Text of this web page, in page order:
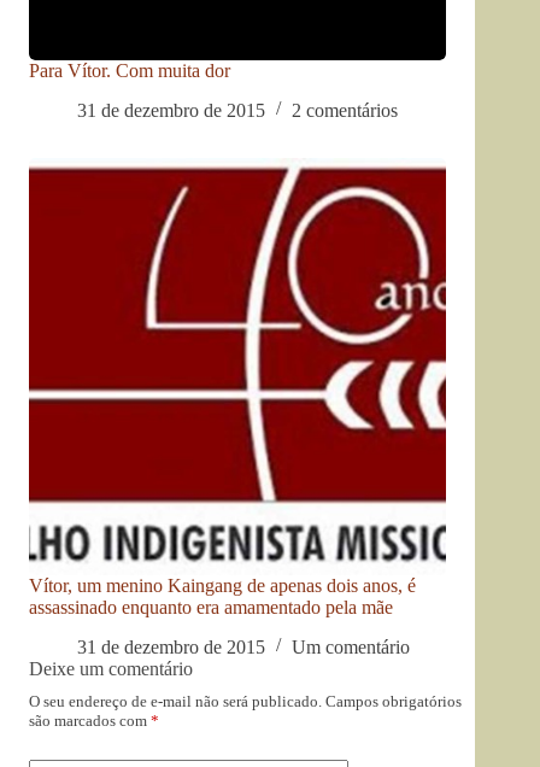
Para Vítor. Com muita dor
31 de dezembro de 2015
2 comentários
Vítor, um menino Kaingang de apenas dois anos, é
assassinado enquanto era amamentado pela mãe
31 de dezembro de 2015
Um comentário
Deixe um comentário
O seu endereço de e-mail não será publicado. Campos obrigatórios
são marcados com *